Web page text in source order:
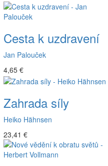
Cesta k uzdravení
Jan Palouček
4,65 €
Zahrada síly
Heiko Hähnsen
23,41 €